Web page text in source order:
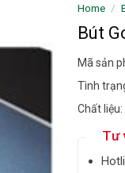
Home /
Bút
Mã sản
Tình
Chất
Tư